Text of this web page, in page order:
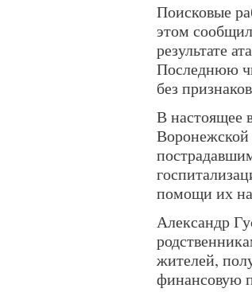
Поисковые
этом
результате
Последнюю
без
В настоящее
Воронежской
помощи их
Александр
жителей,
финансовую